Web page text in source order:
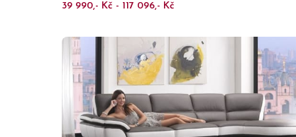
39 990,- Kč - 117 096,- Kč